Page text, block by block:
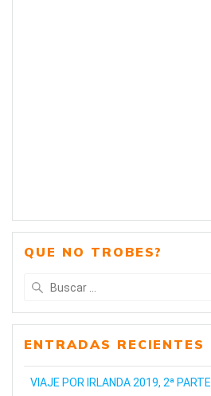
QUE NO TROBES?
Buscar:
ENTRADAS RECIENTES
VIAJE POR IRLANDA 2019, 2ª PARTE